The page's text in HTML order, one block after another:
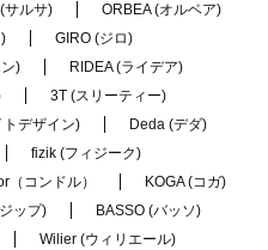
サルサ)
ORBEA (オルベア)
GIRO (ジロ)
)
RIDEA (ライデア)
3T (スリーティー)
デザイン)
Deda (デダ)
fizik (フィジーク)
（コンドル）
KOGA (コガ)
ップ)
BASSO (バッソ)
Wilier (ウィリエール)